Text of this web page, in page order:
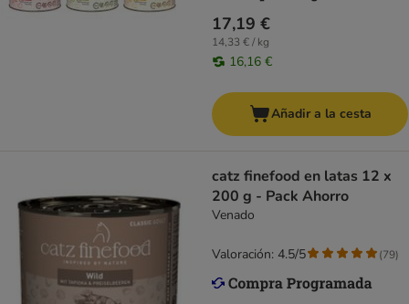
17,19 €
14,33 € / kg
16,16 €
Añadir a la cesta
catz finefood en latas 12 x
200 g - Pack Ahorro
Venado
Valoración: 4.5/5 (79)